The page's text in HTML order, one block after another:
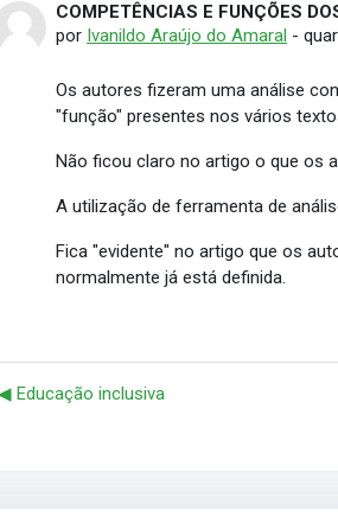
COMPETÊNCIAS E FUNÇÕES
por Ivanildo Araújo do Amaral -
Número de respostas: 0
Os autores fizeram uma análise
"função" presentes nos vários
Não ficou claro no artigo o que os
A utilização de ferramenta de
Fica "evidente" no artigo que os
normalmente já está definida.
Educação inclusiva